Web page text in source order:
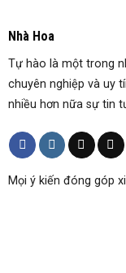
Nhà Hoa
Tự hào là một trong
chuyên nghiệp và uy
nhiều hơn nữa sự tin
Mọi ý kiến đóng góp